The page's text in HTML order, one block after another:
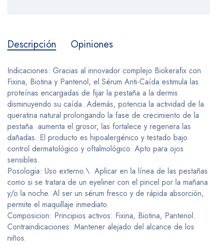
Descripción Opiniones
Indicaciones: Gracias al innovador complejo Biokerafix con
Fixina, Biotina y Pantenol, el Sérum Anti-Caída estimula las
proteínas encargadas de fijar la pestaña a la dermis
disminuyendo su caída. Además, potencia la actividad de la
queratina natural prolongando la fase de crecimiento de la
pestaña aumenta el grosor, las fortalece y regenera las
dañadas. El producto es hipoalergénico y testado bajo
control dermatológico y oftalmológico. Apto para ojos
sensibles.
Posologia: Uso externo.\ Aplicar en la línea de las pestañas
como si se tratara de un eyeliner con el pincel por la mañana
y/o la noche. Al ser un sérum fresco y de rápida absorción,
permite el maquillaje inmediato.
Composicion: Principios activos: Fixina, Biotina, Pantenol.
Contraindicaciones: Mantener alejado del alcance de los
niños.